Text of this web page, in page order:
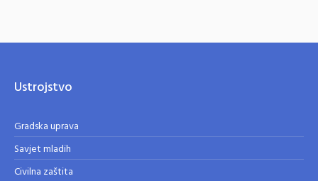
Ustrojstvo
Gradska uprava
Savjet mladih
Civilna zaštita